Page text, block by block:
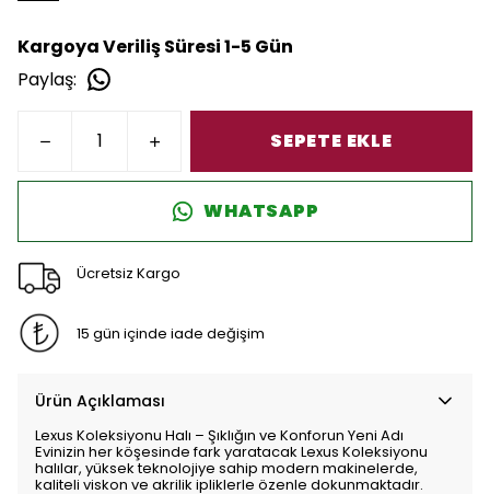
Kargoya Veriliş Süresi 1-5 Gün
Paylaş:
SEPETE EKLE
WHATSAPP
Ücretsiz Kargo
15 gün içinde iade değişim
Ürün Açıklaması
Lexus Koleksiyonu Halı – Şıklığın ve Konforun Yeni Adı
Evinizin her köşesinde fark yaratacak Lexus Koleksiyonu
halılar, yüksek teknolojiye sahip modern makinelerde,
kaliteli viskon ve akrilik ipliklerle özenle dokunmaktadır.